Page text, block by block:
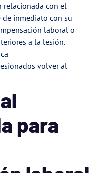
relacionada con el
de inmediato con su
laboral o
a la lesión.
volver al
para